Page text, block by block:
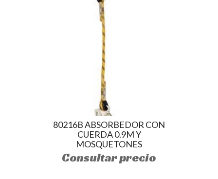
80216B ABSORBEDOR CON
CUERDA 0.9M Y
MOSQUETONES
Consultar precio